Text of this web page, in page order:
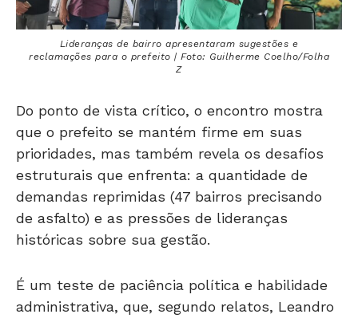
Lideranças de bairro apresentaram sugestões e
reclamações para o prefeito | Foto: Guilherme Coelho/Folha
Z
Do ponto de vista crítico, o encontro mostra
que o prefeito se mantém firme em suas
prioridades, mas também revela os desafios
estruturais que enfrenta: a quantidade de
demandas reprimidas (47 bairros precisando
de asfalto) e as pressões de lideranças
históricas sobre sua gestão.
É um teste de paciência política e habilidade
administrativa, que, segundo relatos, Leandro